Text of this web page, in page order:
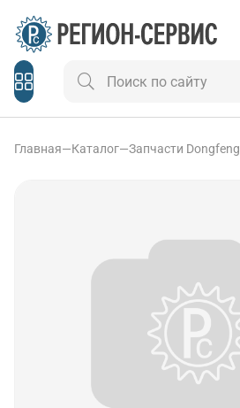
Главная—Каталог—Запчасти Dongfeng